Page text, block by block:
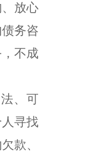
放心
务咨
不成
、可
寻找
款、